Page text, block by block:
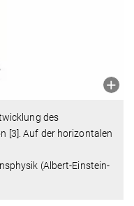
des
[3]. Auf der horizontalen
(Albert-Einstein-